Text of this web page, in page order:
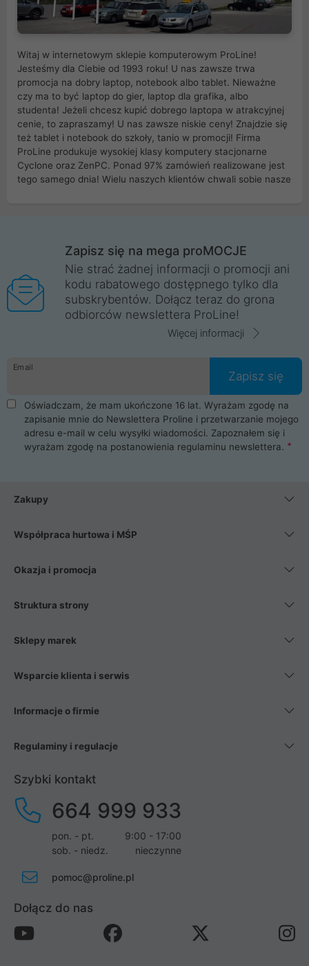
Witaj w internetowym sklepie komputerowym ProLine!
Jesteśmy dla Ciebie od 1993 roku! U nas zawsze trwa
promocja na dobry laptop, notebook albo tablet. Nieważne
czy ma to być laptop do gier, laptop dla grafika, albo
studenta! Jeżeli chcesz kupić dobrego laptopa w atrakcyjnej
cenie, to zapraszamy! U nas zawsze niskie ceny! Znajdzie się
też tablet i notebook do szkoły, tanio w promocji! Firma
ProLine produkuje wysokiej klasy komputery stacjonarne
Cyclone oraz ZenPC. Ponad 97% zamówień realizowane jest
tego samego dnia! Wielu naszych klientów chwali sobie nasze
Wrocław, Poznań, Legnica, Katowice, Gliwice, Kalisz, Bytom,
Trzebnica, Opole. Szybka i profesjonalna obsługa!
ProLine to polska firma ze 100% polskim kapitałem. Działamy
legalnie i płacimy podatki w naszym kraju! Posiadamy siedzibę
główną w Mirkowie oraz salony na terenie kraju. Cała
komunikacja ze sklepem komputerowym ProLine jest
danych osobowych. Dlatego zakup notebooka albo laptopa w
ProLine to czysta przyjemność i pełne bezpieczeństwo.
Zaopatrzysz się u nas w akcesoria i części komputerowe
takie jak procesory, karty graficzne, płyty główne, pamięci,
dyski SSD, M.2 oraz HDD. Nasi pracownicy pomogą Ci wybrać
najlepszy zasilacz komputerowy oraz obudowę do komputera.
Poza komputerami mamy również najlepsze na rynku
Smartfony takich producentów jak Xiaomi, Apple, Samsung i
wentylatory. Na koniec mając już to wszystko, możesz
Zapisz się na mega proMOCJE
Nie strać żadnej informacji o promocji ani
kodu rabatowego dostępnego tylko dla
subskrybentów. Dołącz teraz do grona
odbiorców newslettera ProLine!
Więcej informacji
Email
Zapisz się
Oświadczam, że mam ukończone 16 lat. Wyrażam zgodę na
zapisanie mnie do Newslettera Proline i przetwarzanie mojego
adresu e-mail w celu wysyłki wiadomości. Zapoznałem się i
wyrażam zgodę na postanowienia regulaminu newslettera.
Zakupy
Współpraca hurtowa i MŚP
Okazja i promocja
Struktura strony
Sklepy marek
Wsparcie klienta i serwis
Informacje o firmie
Regulaminy i regulacje
Szybki kontakt
664 999 933
pon. - pt.
9:00 - 17:00
sob. - niedz.
nieczynne
pomoc@proline.pl
Dołącz do nas